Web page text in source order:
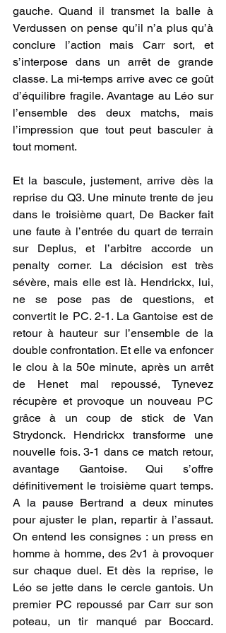
gauche. Quand il transmet la balle à
Verdussen on pense qu’il n’a plus qu’à
conclure l’action mais Carr sort, et
s’interpose dans un arrêt de grande
classe. La mi-temps arrive avec ce goût
d’équilibre fragile. Avantage au Léo sur
l’ensemble des deux matchs, mais
l’impression que tout peut basculer à
tout moment.
Et la bascule, justement, arrive dès la
reprise du Q3. Une minute trente de jeu
dans le troisième quart, De Backer fait
une faute à l’entrée du quart de terrain
sur Deplus, et l’arbitre accorde un
penalty corner. La décision est très
sévère, mais elle est là. Hendrickx, lui,
ne se pose pas de questions, et
convertit le PC. 2-1. La Gantoise est de
retour à hauteur sur l’ensemble de la
double confrontation. Et elle va enfoncer
le clou à la 50e minute, après un arrêt
de Henet mal repoussé, Tynevez
récupère et provoque un nouveau PC
grâce à un coup de stick de Van
Strydonck. Hendrickx transforme une
nouvelle fois. 3-1 dans ce match retour,
avantage Gantoise. Qui s’offre
définitivement le troisième quart temps.
A la pause Bertrand a deux minutes
pour ajuster le plan, repartir à l’assaut.
On entend les consignes : un press en
homme à homme, des 2v1 à provoquer
sur chaque duel. Et dès la reprise, le
Léo se jette dans le cercle gantois. Un
premier PC repoussé par Carr sur son
poteau, un tir manqué par Boccard.